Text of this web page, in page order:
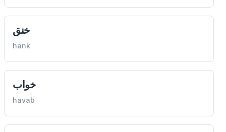
خنق
hank
خواب
havab